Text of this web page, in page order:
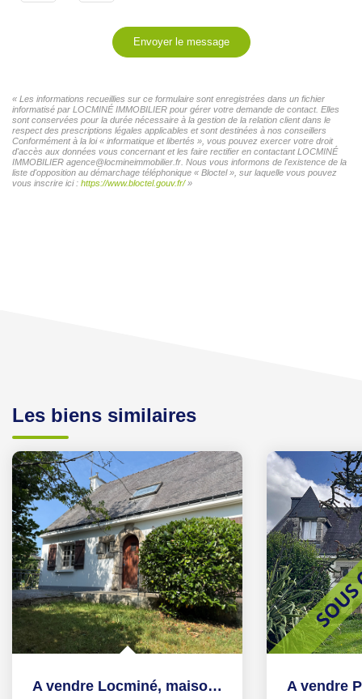
Envoyer le message
« Les informations recueillies sur ce formulaire sont enregistrées dans un fichier
informatisé par LOCMINÉ IMMOBILIER pour gérer votre demande de contact. Elles
sont conservées pour la durée nécessaire à la gestion de la relation client dans le
respect des prescriptions légales applicables et sont destinées à nos conseillers
Conformément à la loi « informatique et libertés », vous pouvez exercer votre droit
d'accès aux données vous concernant et les faire rectifier en contactant LOCMINÉ
IMMOBILIER agence@locmineimmobilier.fr. Nous vous informons de l'existence de la
liste d'opposition au démarchage téléphonique « Bloctel », sur laquelle vous pouvez
vous inscrire ici : https://www.bloctel.gouv.fr/»
Les biens similaires
A vendre Locminé, maison d'environ 100m², 3 chambres, sur...